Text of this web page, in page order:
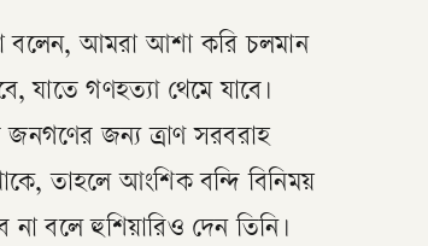
বলেন, আমরা আশা করি চলমান
যাতে গণহত্যা থেমে যাবে।
জনগণের জন্য ত্রাণ সরবরাহ
তাহলে আংশিক বন্দি বিনিময়
বলে হুশিয়ারিও দেন তিনি।